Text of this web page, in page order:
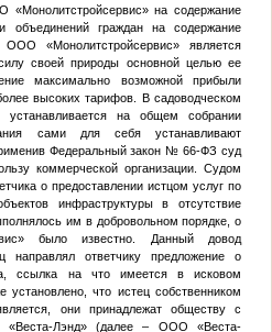
«Монолитстройсервис» на содержание
объединений граждан на содержание
«Монолитстройсервис» является
своей природы основной целью ее
максимально возможной прибыли
высоких тарифов. В садоводческом
устанавливается на общем собрании
сами для себя устанавливают
Федеральный закон № 66-ФЗ суд
коммерческой организации. Судом
о предоставлении истцом услуг по
инфраструктуры в отсутствие
им в добровольном порядке, о
было известно. Данный довод
направлял ответчику предложение о
ссылка на что имеется в исковом
что истец собственником
они принадлежат обществу с
«Веста-Лэнд» (далее – ООО «Веста-